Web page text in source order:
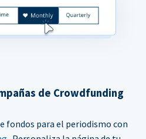
de Crowdfunding
fondos para el periodismo con